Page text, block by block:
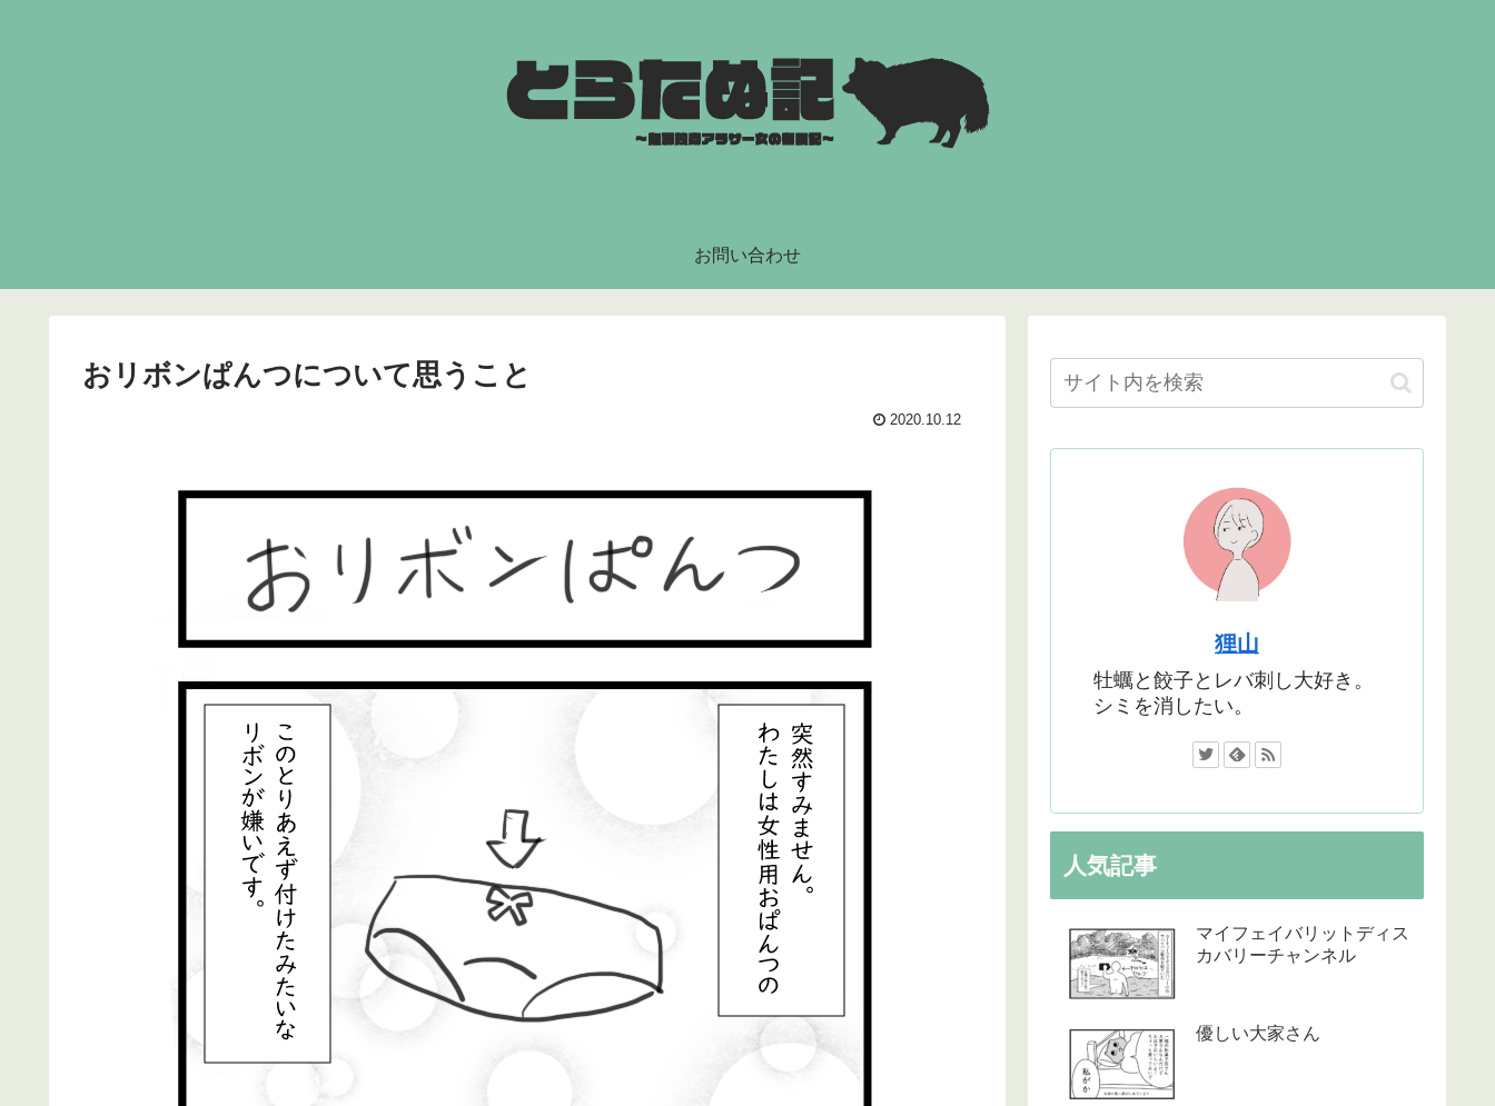
お問い合わせ
おリボンぱんつについて思うこと
2020.10.12
狸山
牡蠣と餃子とレバ刺し大好き。
シミを消したい。
人気記事
マイフェイバリットディス
カバリーチャンネル
優しい大家さん